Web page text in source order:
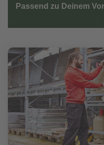
Passend zu Deinem